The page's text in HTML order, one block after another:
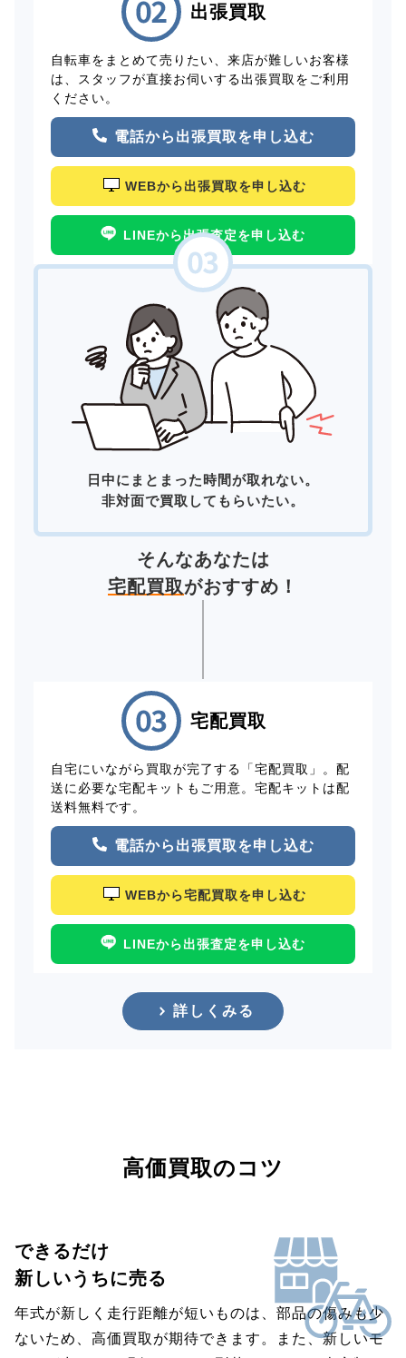
出張買取
自転車をまとめて売りたい、来店が難しいお客様
は、スタッフが直接お伺いする出張買取をご利用
ください。
電話から出張買取を申し込む
WEBから出張買取を申し込む
LINEから出張査定を申し込む
日中にまとまった時間が取れない。
非対面で買取してもらいたい。
そんなあなたは
宅配買取がおすすめ！
宅配買取
自宅にいながら買取が完了する「宅配買取」。配
送に必要な宅配キットもご用意。宅配キットは配
送料無料です。
電話から出張買取を申し込む
WEBから宅配買取を申し込む
LINEから出張査定を申し込む
詳しくみる
高価買取のコツ
できるだけ
新しいうちに売る
年式が新しく走行距離が短いものは、部品の傷みも少
ないため、高価買取が期待できます。また、新しいモ